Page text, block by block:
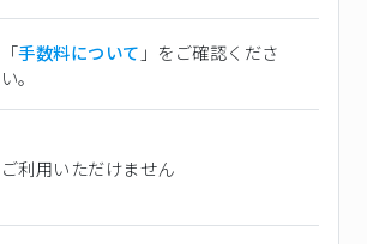
「手数料について 」をご確認くださ
い。
ご利用いただけません